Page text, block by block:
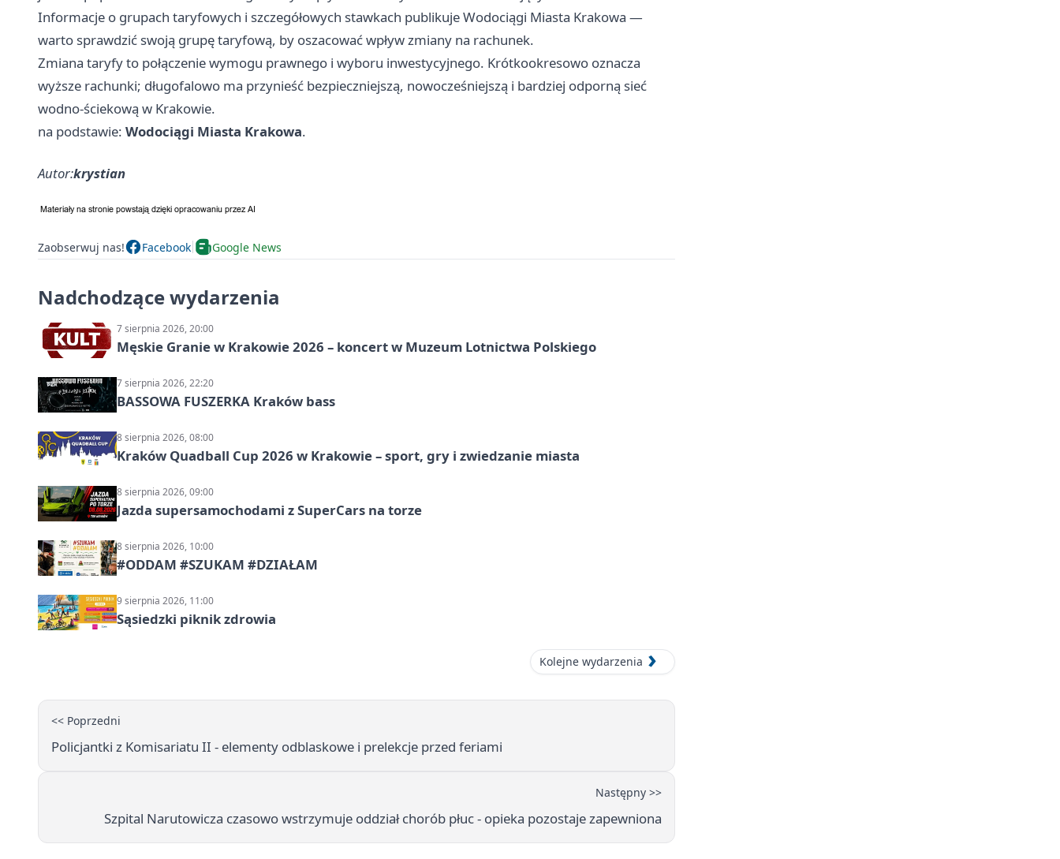
Informacje o grupach taryfowych i szczegółowych stawkach publikuje Wodociągi Miasta Krakowa —
warto sprawdzić swoją grupę taryfową, by oszacować wpływ zmiany na rachunek.
Zmiana taryfy to połączenie wymogu prawnego i wyboru inwestycyjnego. Krótkookresowo oznacza
wyższe rachunki; długofalowo ma przynieść bezpieczniejszą, nowocześniejszą i bardziej odporną sieć
wodno-ściekową w Krakowie.
na podstawie: Wodociągi Miasta Krakowa.
Autor:krystian
Zaobserwuj nas! Facebook Google News
Nadchodzące wydarzenia
7 sierpnia 2026, 20:00
Męskie Granie w Krakowie 2026 – koncert w Muzeum Lotnictwa Polskiego
7 sierpnia 2026, 22:20
BASSOWA FUSZERKA Kraków bass
8 sierpnia 2026, 08:00
Kraków Quadball Cup 2026 w Krakowie – sport, gry i zwiedzanie miasta
8 sierpnia 2026, 09:00
Jazda supersamochodami z SuperCars na torze
8 sierpnia 2026, 10:00
#ODDAM #SZUKAM #DZIAŁAM
9 sierpnia 2026, 11:00
Sąsiedzki piknik zdrowia
Kolejne wydarzenia
<< Poprzedni
Policjantki z Komisariatu II - elementy odblaskowe i prelekcje przed feriami
Następny >>
Szpital Narutowicza czasowo wstrzymuje oddział chorób płuc - opieka pozostaje zapewniona